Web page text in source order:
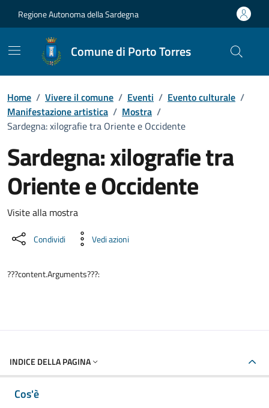
Regione Autonoma della Sardegna
Comune di Porto Torres
Home / Vivere il comune / Eventi / Evento culturale /
Manifestazione artistica / Mostra /
Sardegna: xilografie tra Oriente e Occidente
Sardegna: xilografie tra
Oriente e Occidente
Dettaglio dell'evento
Visite alla mostra
Condividi Vedi azioni
???content.Arguments???:
INDICE DELLA PAGINA
Cos'è